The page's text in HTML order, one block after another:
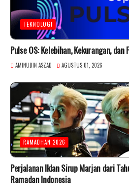
TEKNOLOGI
Pulse OS: Kelebihan, Kekurangan,
AMINUDIN ASZAD AGUSTUS 01, 2026
RAMADHAN 2026
Perjalanan Iklan Sirup Marjan dari
Ramadan Indonesia